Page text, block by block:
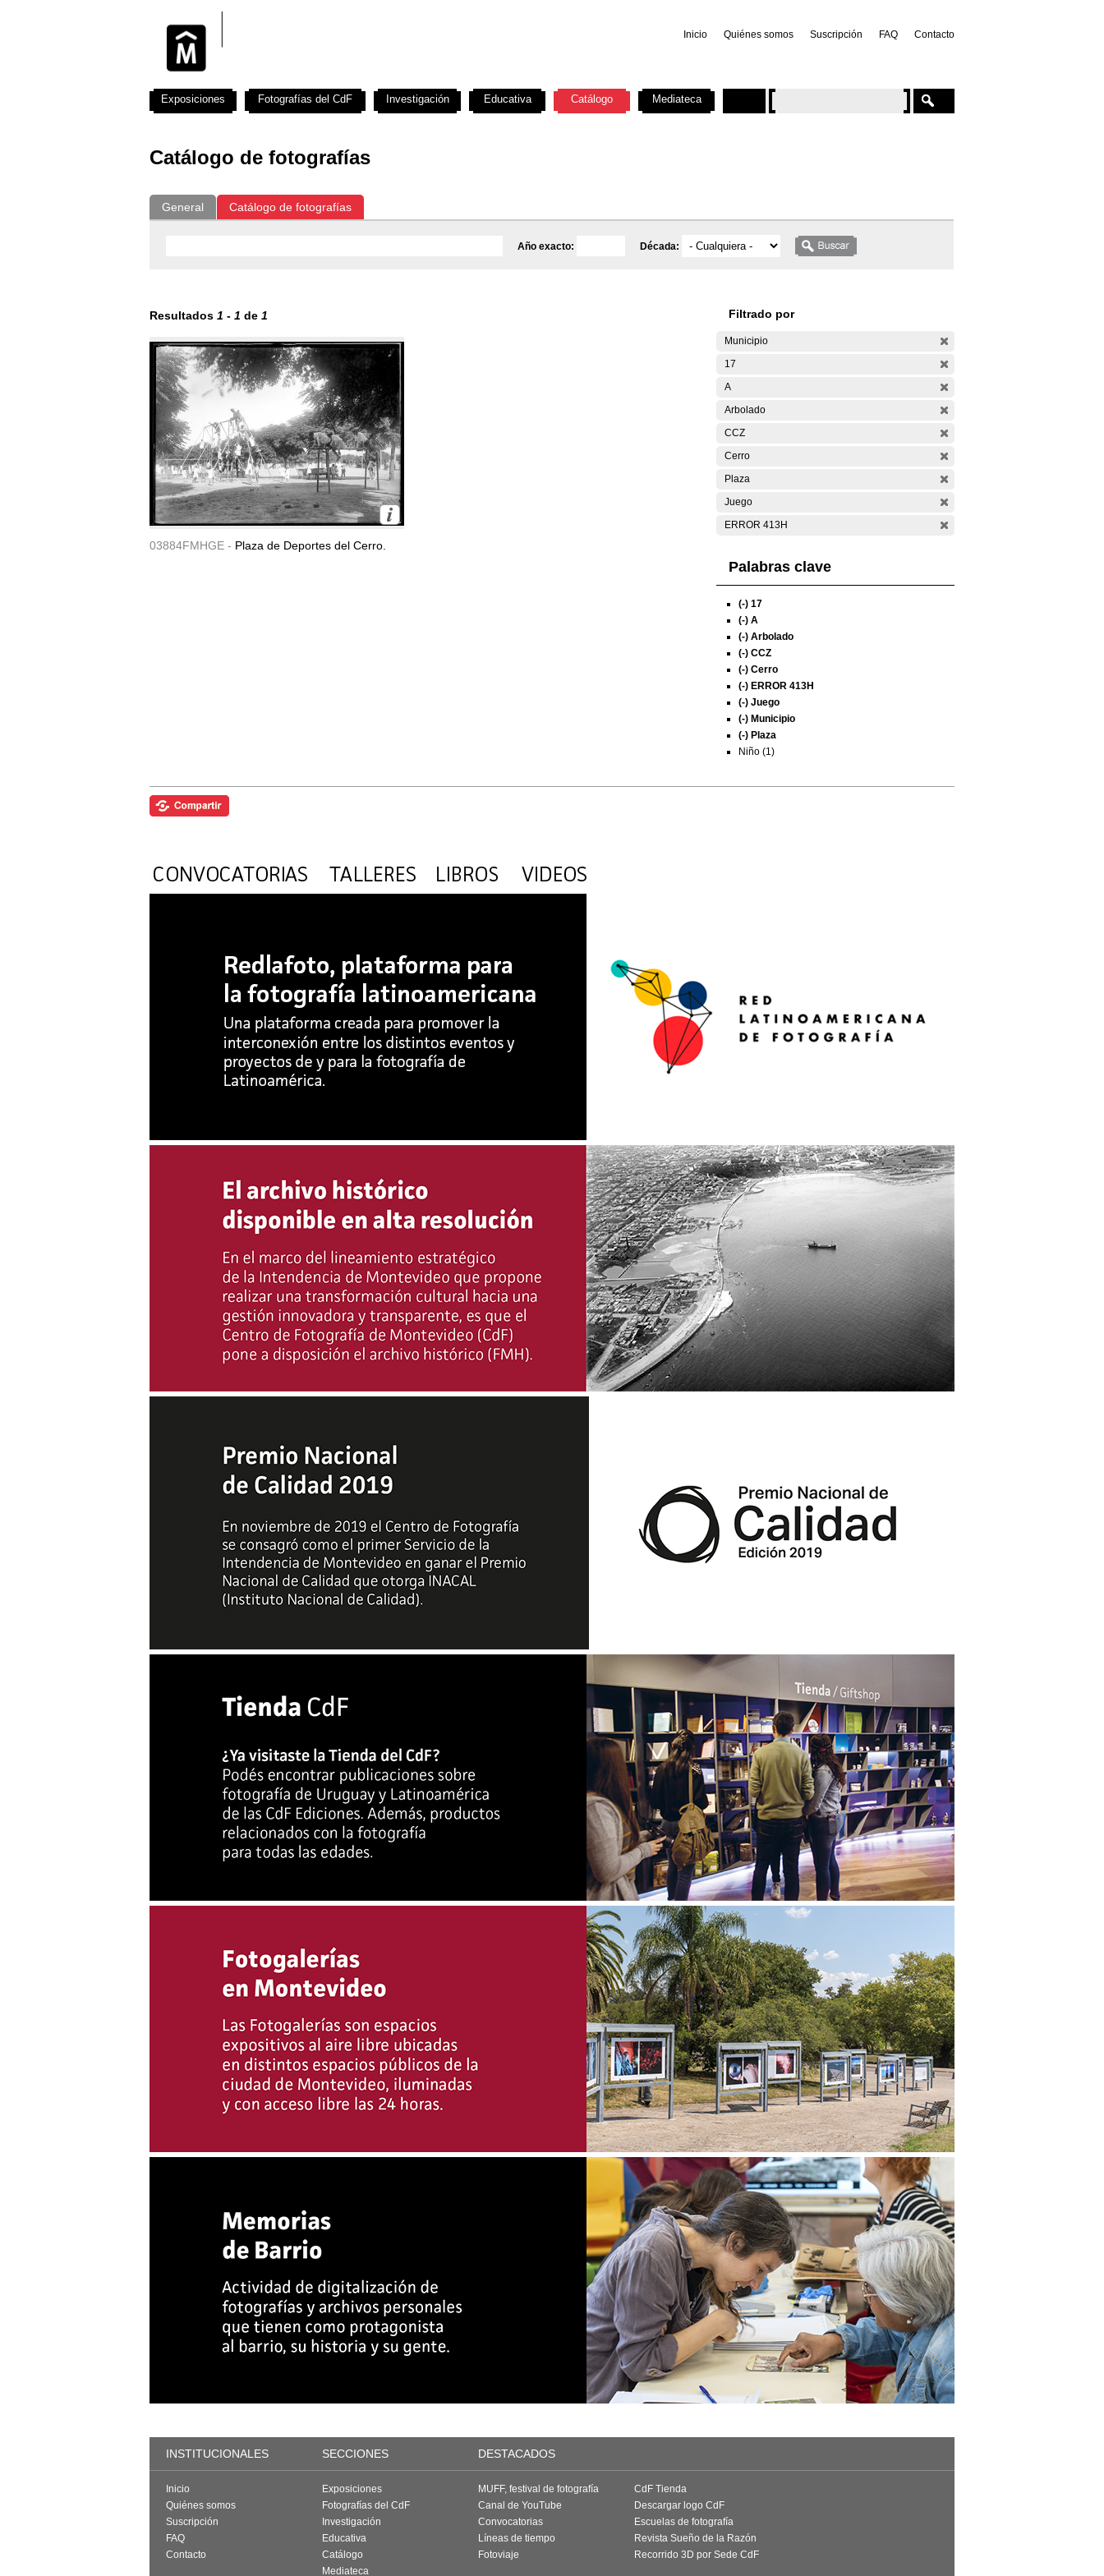
Inicio Quiénes somos Suscripción FAQ Contacto
Catálogo de fotografías
General Catálogo de fotografías
Año exacto: Década:
Resultados 1 - 1 de 1
03884FMHGE - Plaza de Deportes del Cerro.
Filtrado por
Municipio
17
A
Arbolado
CCZ
Cerro
Plaza
Juego
ERROR 413H
Palabras clave
(-) 17
(-) A
(-) Arbolado
(-) CCZ
(-) Cerro
(-) ERROR 413H
(-) Juego
(-) Municipio
(-) Plaza
Niño (1)
Exposiciones Fotografías del CdF Investigación Educativa Catálogo Mediateca
INSTITUCIONALES SECCIONES DESTACADOS
Inicio
Quiénes somos
Suscripción
FAQ
Contacto
Exposiciones
Fotografías del CdF
Investigación
Educativa
Catálogo
Mediateca
MUFF, festival de fotografía
Canal de YouTube
Convocatorias
Líneas de tiempo
Fotoviaje
CdF Tienda
Descargar logo CdF
Escuelas de fotografía
Revista Sueño de la Razón
Recorrido 3D por Sede CdF